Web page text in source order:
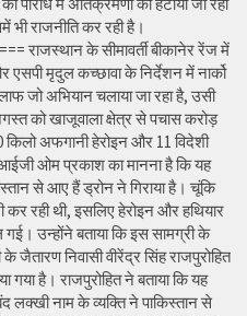
राजनीति कर रही है।
राजस्थान के सीमावर्ती बीकानेर रेंज में
मृदुल कच्छावा के निर्देशन में नार्को
जो अभियान चलाया जा रहा है, उसी
को खाजूवाला क्षेत्र से पचास करोड़
किलो अफगानी हेरोइन और 11 विदेशी
ओम प्रकाश का मानना है कि यह
से आए हैं ड्रोन ने गिराया है। चूंकि
कर रही थी, इसलिए हेरोइन और हथियार
गई। उन्होंने बताया कि इस सामग्री के
जैतारण निवासी वीरेंद्र सिंह राजपुरोहित
गया है। राजपुरोहित ने बताया कि यह
लक्खी नाम के व्यक्ति ने पाकिस्तान से